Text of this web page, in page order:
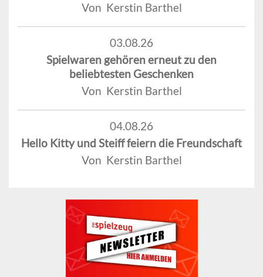
Von Kerstin Barthel
03.08.26
Spielwaren gehören erneut zu den
beliebtesten Geschenken
Von Kerstin Barthel
04.08.26
Hello Kitty und Steiff feiern die Freundschaft
Von Kerstin Barthel